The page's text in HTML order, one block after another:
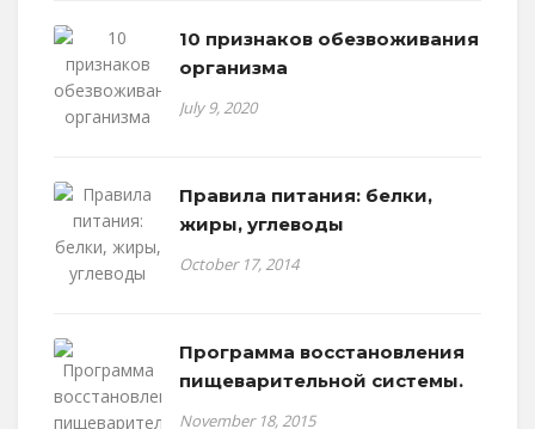
10 признаков обезвоживания
организма
July 9, 2020
Правила питания: белки,
жиры, углеводы
October 17, 2014
Программа восстановления
пищеварительной системы.
November 18, 2015